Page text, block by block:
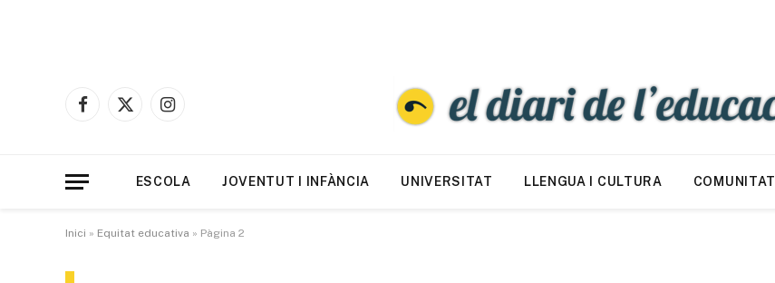
Facebook
X
Instagram
ESCOLA JOVENTUT I INFÀNCIA UNIVERSITAT LLENGUA I CULTURA COMUNITAT
Inici » Equitat educativa » Pàgina 2